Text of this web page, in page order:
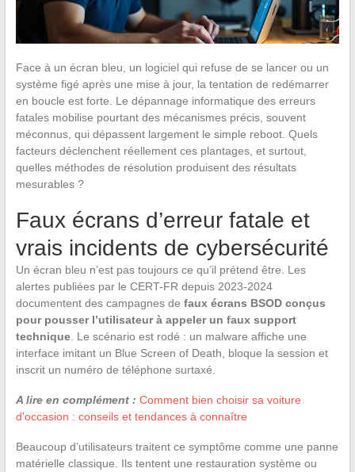
Face à un écran bleu, un logiciel qui refuse de se lancer ou un
système figé après une mise à jour, la tentation de redémarrer
en boucle est forte. Le dépannage informatique des erreurs
fatales mobilise pourtant des mécanismes précis, souvent
méconnus, qui dépassent largement le simple reboot. Quels
facteurs déclenchent réellement ces plantages, et surtout,
quelles méthodes de résolution produisent des résultats
mesurables ?
Faux écrans d’erreur fatale et
vrais incidents de cybersécurité
Un écran bleu n’est pas toujours ce qu’il prétend être. Les
alertes publiées par le CERT-FR depuis 2023-2024
documentent des campagnes de faux écrans BSOD conçus
pour pousser l’utilisateur à appeler un faux support
technique. Le scénario est rodé : un malware affiche une
interface imitant un Blue Screen of Death, bloque la session et
inscrit un numéro de téléphone surtaxé.
A lire en complément : Comment bien choisir sa voiture
d'occasion : conseils et tendances à connaître
Beaucoup d’utilisateurs traitent ce symptôme comme une panne
matérielle classique. Ils tentent une restauration système ou